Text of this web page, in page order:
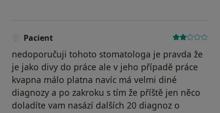
Pacient
nedoporučuji tohoto stomatologa je pravda že
je jako divy do práce ale v jeho případě práce
kvapna málo platna navíc má velmi diné
diagnozy a po zakroku s tím že příště jen něco
doladíte vam nasází dalších 20 diagnoz o